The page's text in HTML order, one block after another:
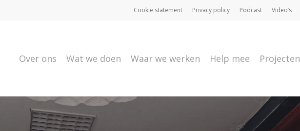
Cookie statement Privacy policy Podcast Video’s
Over ons Wat we doen Waar we werken Help mee Projecten